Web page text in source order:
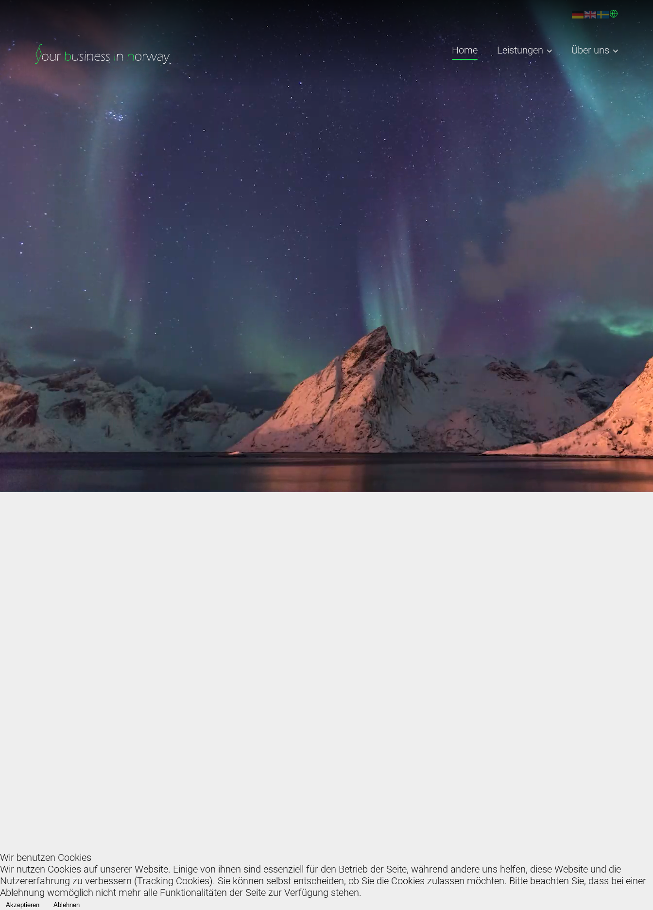
Home Leistungen Über uns
Wir benutzen Cookies
Wir nutzen Cookies auf unserer Website. Einige von ihnen sind essenziell für den Betrieb der Seite, während andere uns helfen, diese Website und die
Nutzererfahrung zu verbessern (Tracking Cookies). Sie können selbst entscheiden, ob Sie die Cookies zulassen möchten. Bitte beachten Sie, dass bei einer
Ablehnung womöglich nicht mehr alle Funktionalitäten der Seite zur Verfügung stehen.
Akzeptieren Ablehnen